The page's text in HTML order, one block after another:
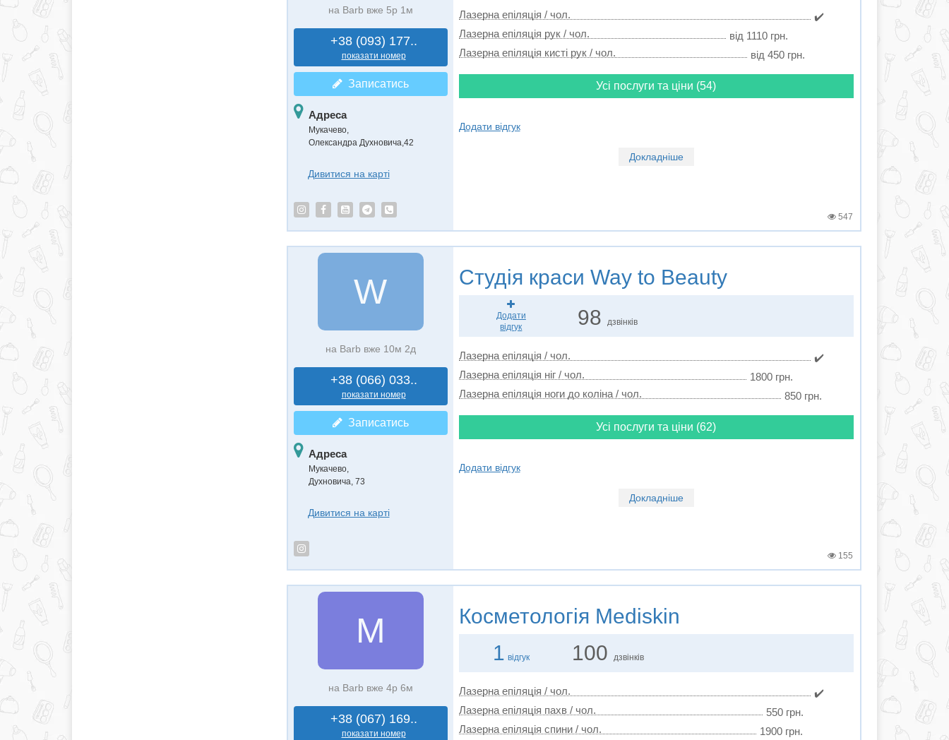
на Barb вже 5р 1м
+38 (093) 177..
показати номер
Записатись
Адреса
Мукачево,
Олександра Духновича,42
Дивитися на карті
Лазерна епіляція / чол.
✔️
Лазерна епіляція рук / чол.
від 1110 грн.
Лазерна епіляція кисті рук / чол.
від 450 грн.
Усі послуги та ціни (54)
Додати відгук
Докладніше
547
W
на Barb вже 10м 2д
+38 (066) 033..
показати номер
Записатись
Адреса
Мукачево,
Духновича, 73
Дивитися на карті
Студія краси Way to Beauty
Додати
відгук
98 дзвінків
Лазерна епіляція / чол.
✔️
Лазерна епіляція ніг / чол.
1800 грн.
Лазерна епіляція ноги до коліна / чол.
850 грн.
Усі послуги та ціни (62)
Додати відгук
Докладніше
155
M
на Barb вже 4р 6м
+38 (067) 169..
показати номер
Косметологія Mediskin
1 відгук 100 дзвінків
Лазерна епіляція / чол.
✔️
Лазерна епіляція пахв / чол.
550 грн.
Лазерна епіляція спини / чол.
1900 грн.